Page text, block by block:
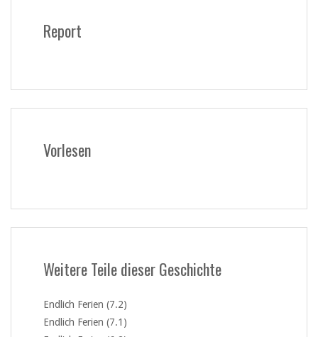
Report
Vorlesen
Weitere Teile dieser Geschichte
Endlich Ferien (7.2)
Endlich Ferien (7.1)